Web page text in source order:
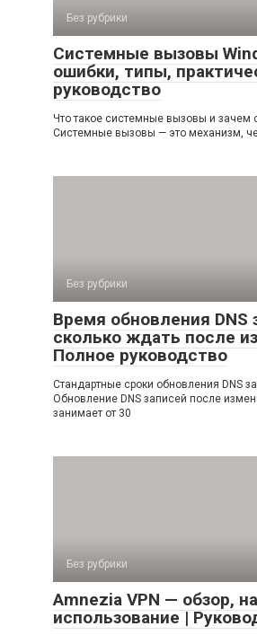
Без рубрики
Системные вызовы
ошибки, типы,
руководство
Что такое системные вызовы и зачем
Системные вызовы — это механизм,
Без рубрики
Время обновления DNS
сколько ждать после
Полное руководство
Стандартные сроки обновления DNS
Обновление DNS записей после
занимает от 30
Без рубрики
Amnezia VPN — обзор,
использование |